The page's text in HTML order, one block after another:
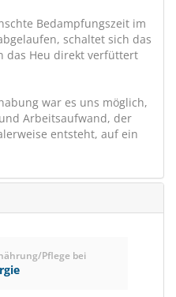
Bedampfungszeit im
schaltet sich das
das Heu direkt verfüttert
war es uns möglich,
Arbeitsaufwand, der
entsteht, auf ein
Pflege bei